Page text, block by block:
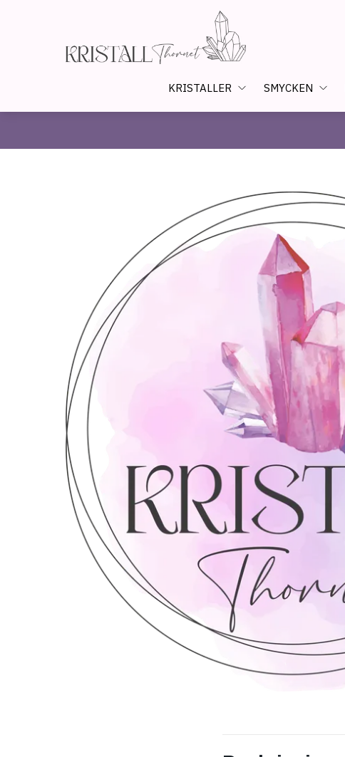
KRISTALLER SMYCKEN